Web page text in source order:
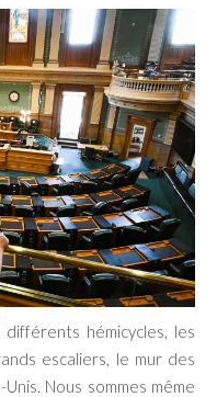
hémicycles, les
escaliers, le mur des
Nous sommes même